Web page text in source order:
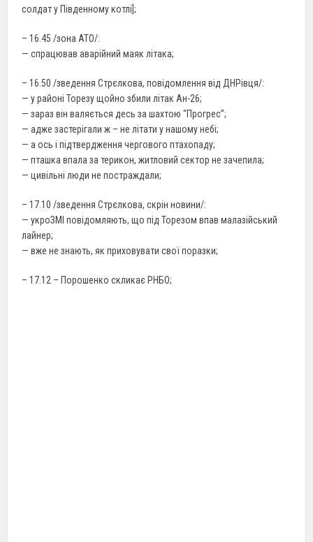
солдат у Південному котлі];
– 16.45 /зона АТО/:
— спрацював аварійний маяк літака;
– 16.50 /зведення Стрєлкова, повідомлення від ДНРівця/:
— у районі Торезу щойно збили літак Ан-26;
— зараз він валяється десь за шахтою “Прогрес”;
— адже застерігали ж – не літати у нашому небі;
— а ось і підтвердження чергового птахопаду;
— пташка впала за терикон, житловий сектор не зачепила;
— цивільні люди не постраждали;
– 17.10 /зведення Стрєлкова, скрін новини/:
— укроЗМІ повідомляють, що під Торезом впав малазійський
лайнер;
— вже не знають, як приховувати свої поразки;
– 17.12 – Порошенко скликає РНБО;